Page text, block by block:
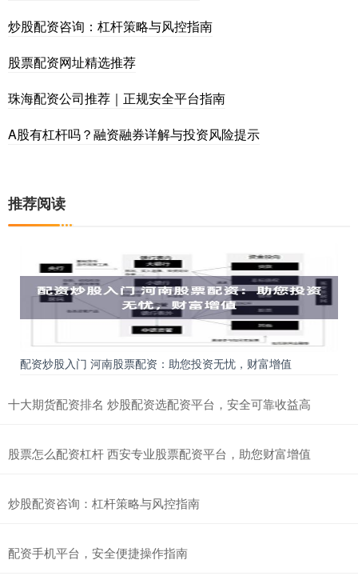
炒股配资咨询：杠杆策略与风控指南
股票配资网址精选推荐
珠海配资公司推荐｜正规安全平台指南
A股有杠杆吗？融资融券详解与投资风险提示
推荐阅读
配资炒股入门 河南股票配资：助您投资无忧，财富增值
十大期货配资排名 炒股配资选配资平台，安全可靠收益高
股票怎么配资杠杆 西安专业股票配资平台，助您财富增值
炒股配资咨询：杠杆策略与风控指南
配资手机平台，安全便捷操作指南